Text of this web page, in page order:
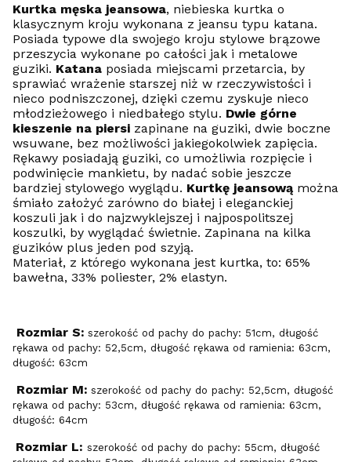
Kurtka męska jeansowa, niebieska kurtka o
klasycznym kroju wykonana z jeansu typu katana.
Posiada typowe dla swojego kroju stylowe brązowe
przeszycia wykonane po całości jak i metalowe
guziki. Katana posiada miejscami przetarcia, by
sprawiać wrażenie starszej niż w rzeczywistości i
nieco podniszczonej, dzięki czemu zyskuje nieco
młodzieżowego i niedbałego stylu. Dwie górne
kieszenie na piersi zapinane na guziki, dwie boczne
wsuwane, bez możliwości jakiegokolwiek zapięcia.
Rękawy posiadają guziki, co umożliwia rozpięcie i
podwinięcie mankietu, by nadać sobie jeszcze
bardziej stylowego wyglądu. Kurtkę jeansową można
śmiało założyć zarówno do białej i eleganckiej
koszuli jak i do najzwyklejszej i najpospolitszej
koszulki, by wyglądać świetnie. Zapinana na kilka
guzików plus jeden pod szyją.
Materiał, z którego wykonana jest kurtka, to: 65%
bawełna, 33% poliester, 2% elastyn.
Rozmiar S: szerokość od pachy do pachy: 51cm, długość
rękawa od pachy: 52,5cm, długość rękawa od ramienia: 63cm,
długość: 63cm
Rozmiar M: szerokość od pachy do pachy: 52,5cm, długość
rękawa od pachy: 53cm, długość rękawa od ramienia: 63cm,
długość: 64cm
Rozmiar L: szerokość od pachy do pachy: 55cm, długość